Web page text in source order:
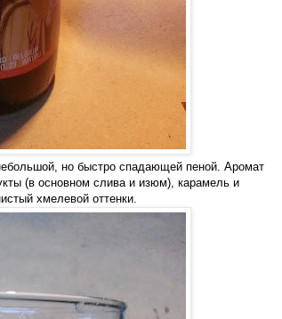
но быстро спадающей пеной. Аромат
(в основном слива и изюм), карамель и
хмелевой оттенки.